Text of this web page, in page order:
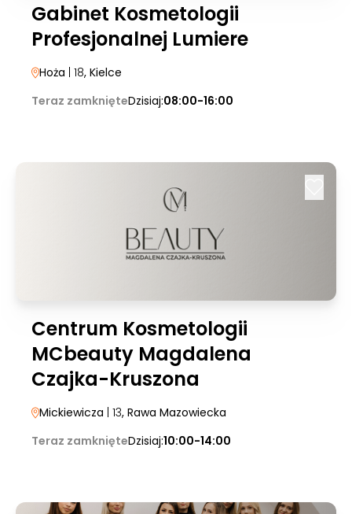
Gabinet Kosmetologii
Profesjonalnej Lumiere
Hoża | 18, Kielce
Teraz zamknięteDzisiaj:08:00-16:00
Centrum Kosmetologii
MCbeauty Magdalena
Czajka-Kruszona
Mickiewicza | 13, Rawa Mazowiecka
Teraz zamknięteDzisiaj:10:00-14:00